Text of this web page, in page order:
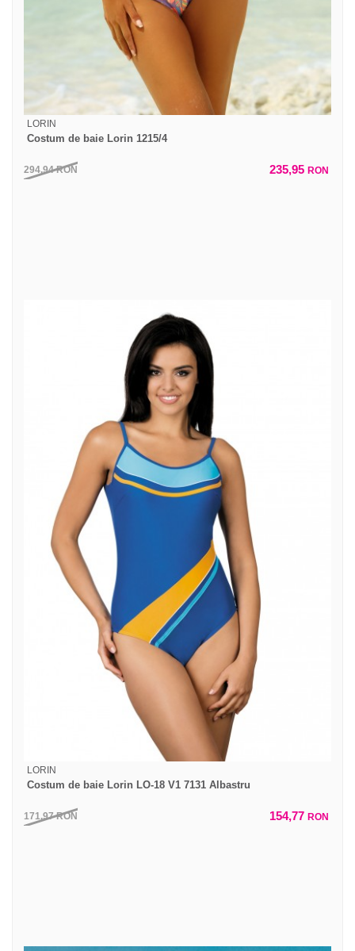
LORIN
Costum de baie Lorin 1215/4
294,94RON 235,95 RON
LORIN
Costum de baie Lorin LO-18 V1 7131 Albastru
171,97RON 154,77 RON